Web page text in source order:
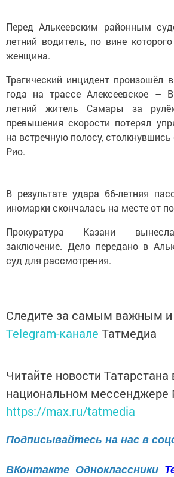
Перед Алькеевским районным
летний водитель, по вине
женщина.
Трагический инцидент произошёл
года на трассе Алексеевское –
летний житель Самары за
превышения скорости потерял
на встречную полосу,
Рио.
В результате удара 66-летняя
иномарки скончалась на месте от
Прокуратура Казани
заключение. Дело передано в
суд для рассмотрения.
Следите за самым важным
Telegram-канале Татмедиа
Читайте новости Татарстана
национальном мессенджере
https://max.ru/tatmedia
Подписывайтесь на нас в
ВКонтакте Одноклассники